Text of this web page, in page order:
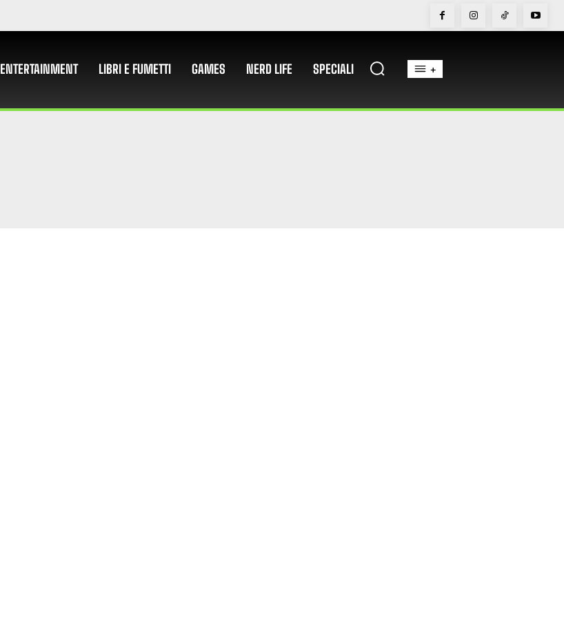
ENTERTAINMENT LIBRI E FUMETTI GAMES NERD LIFE SPECIALI +